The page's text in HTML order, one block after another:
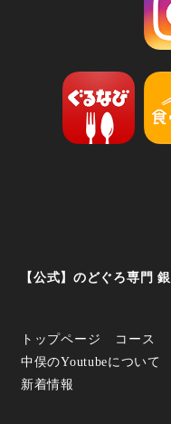
【公式】のどぐろ専門
トップページ コース
中俣のYoutubeについて
新着情報